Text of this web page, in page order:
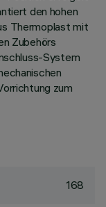
den hohen
Thermoplast mit
Zubehörs
System
zum
168